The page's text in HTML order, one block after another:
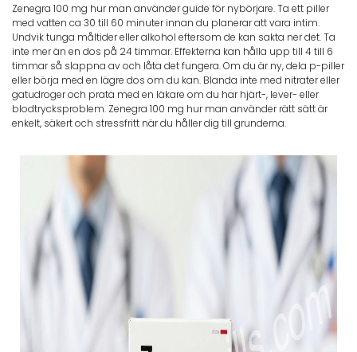
Zenegra 100 mg hur man använder guide för nybörjare. Ta ett piller
med vatten ca 30 till 60 minuter innan du planerar att vara intim.
Undvik tunga måltider eller alkohol eftersom de kan sakta ner det. Ta
inte mer än en dos på 24 timmar. Effekterna kan hålla upp till 4 till 6
timmar så slappna av och låta det fungera. Om du är ny, dela p-piller
eller börja med en lägre dos om du kan. Blanda inte med nitrater eller
gatudroger och prata med en läkare om du har hjärt-, lever- eller
blodtrycksproblem. Zenegra 100 mg hur man använder rätt sätt är
enkelt, säkert och stressfritt när du håller dig till grunderna.